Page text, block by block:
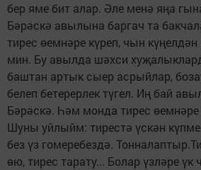
бер яме бит алар. Әле менә яңа
Бәрәскә авылына баргач та
тирес өемнәре күреп, чын
мин. Бу авылда шәхси
баштан артык сыер асрыйлар,
белеп бетерерлек түгел. Иң бай
Бәрәскә. Һәм монда тирес өемнәре
Шуны уйлыйм: тирестә үскән
без үз гомеребездә.
өю, тирес тарату... Болар үзләре